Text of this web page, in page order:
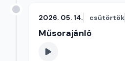
2026. 05. 14. csütörtök
Műsorajánló